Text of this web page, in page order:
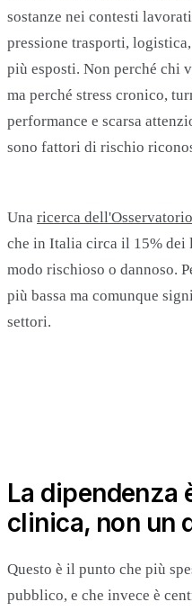
sostanze nei contesti
pressione trasporti,
più esposti. Non perché chi
ma perché stress cronico,
performance e scarsa
sono fattori di rischio
Una ricerca
che in Italia circa il 15%
modo rischioso o dannoso.
più bassa ma comunque
settori.
La dipendenza
clinica, non un
Questo è il punto che più
pubblico, e che invece è